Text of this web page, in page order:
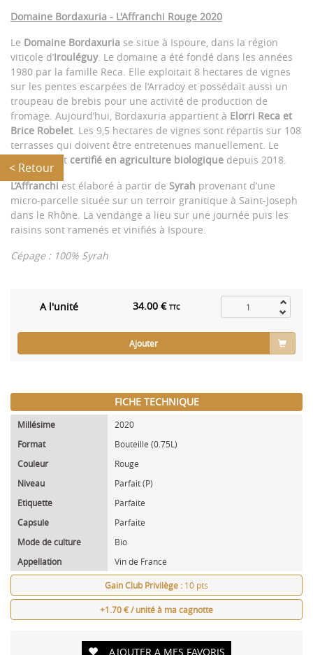
< Retour
Domaine Bordaxuria - L'Affranchi Rouge 2020
Le Domaine Bordaxuria se situe à Ispoure, dans la région
viticole d’Irouléguy. Le domaine a été fondé dans les années
1980 par la famille Reca. Elle exploitait 8 hectares de vignes
sur les pentes escarpées de l’Arradoy et possédait aussi un
troupeau de brebis pour une activité de production de
fromage. Aujourd’hui, Bordaxuria appartient à Elorri Reca et
Brice Robelet. Les 9,5 hectares de vignes sont répartis sur 108
terrasses qui doivent être entretenues manuellement. Le
vignoble est certifié en agriculture biologique depuis 2018.
L’Affranchi est élaboré à partir de Syrah provenant d’une
micro-parcelle située sur un terroir granitique à Saint-Joseph
dans le Rhône. La vendange a lieu sur une journée puis les
raisins sont ramenés et vinifiés à Ispoure.
Cépage : 100% Syrah
A l'unité 34.00 € TTC
Ajouter
FICHE TECHNIQUE
Millésime
2020
Format
Bouteille (0.75L)
Couleur
Rouge
Niveau
Parfait (P)
Etiquette
Parfaite
Capsule
Parfaite
Mode de culture
Bio
Appellation
Vin de France
Gain Club Privilège : 10 pts
+1.70 € / unité à ma cagnotte
AJOUTER A MES FAVORIS